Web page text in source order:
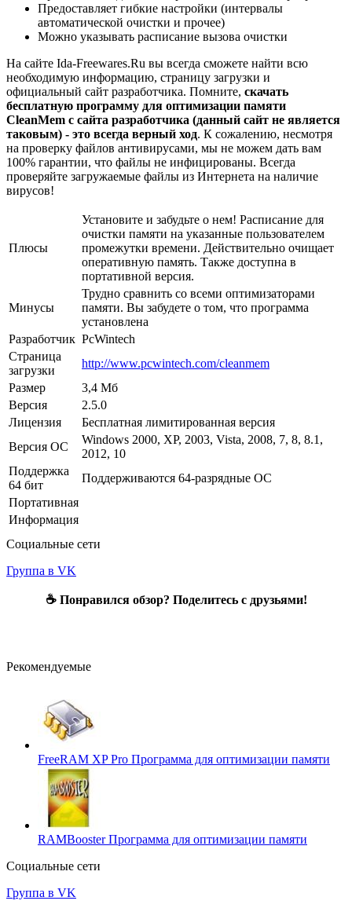
Предоставляет гибкие настройки (интервалы
автоматической очистки и прочее)
Можно указывать расписание вызова очистки
На сайте Ida-Freewares.Ru вы всегда сможете найти всю
необходимую информацию, страницу загрузки и
официальный сайт разработчика. Помните, скачать
бесплатную программу для оптимизации памяти
CleanMem с сайта разработчика (данный сайт не является
таковым) - это всегда верный ход. К сожалению, несмотря
на проверку файлов антивирусами, мы не можем дать вам
100% гарантии, что файлы не инфицированы. Всегда
проверяйте загружаемые файлы из Интернета на наличие
вирусов!
Плюсы
Установите и забудьте о нем! Расписание для
очистки памяти на указанные пользователем
промежутки времени. Действительно очищает
оперативную память. Также доступна в
портативной версия.
Минусы
Трудно сравнить со всеми оптимизаторами
памяти. Вы забудете о том, что программа
установлена
Разработчик PcWintech
Страница
загрузки
http://www.pcwintech.com/cleanmem
Размер
3,4 Мб
Версия
2.5.0
Лицензия
Бесплатная лимитированная версия
Версия ОС
Windows 2000, XP, 2003, Vista, 2008, 7, 8, 8.1,
2012, 10
Поддержка
64 бит
Поддерживаются 64-разрядные ОС
Портативная
Информация
Социальные сети
Группа в VK
☕ Понравился обзор? Поделитесь с друзьями!
Рекомендуемые
FreeRAM XP Pro Программа для оптимизации памяти
RAMBoosterПрограмма для оптимизации памяти
Социальные сети
Группа в VK